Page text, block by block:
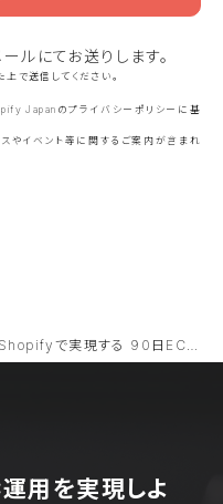
ルにてお送りします。
で送信してください。
Japanのプライバシーポリシーに基
やイベント等に関するご案内が含まれ
用を実現しよ